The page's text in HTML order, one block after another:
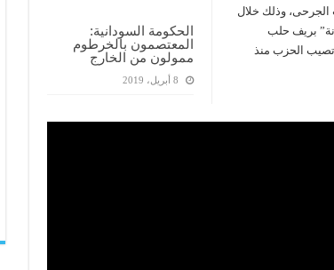
الحكومة السودانية:
المعتصمون بالخرطوم
ممولون من الخارج
8 أبريل، 2019
بواقع 35 قتيلاً وعشرات الجرحى، وذلك خلال
بريف حلب
تصيب الحزب منذ